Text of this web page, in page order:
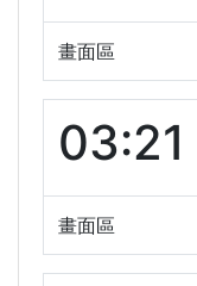
畫面區
畫面區